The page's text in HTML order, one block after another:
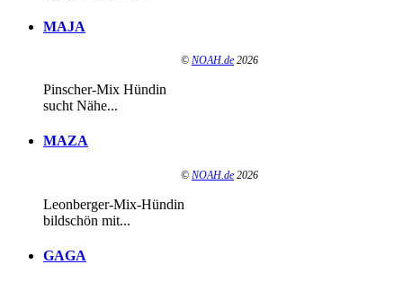
MAJA
© NOAH.de 2026
Pinscher-Mix Hündin
sucht Nähe...
MAZA
© NOAH.de 2026
Leonberger-Mix-Hündin
bildschön mit...
GAGA